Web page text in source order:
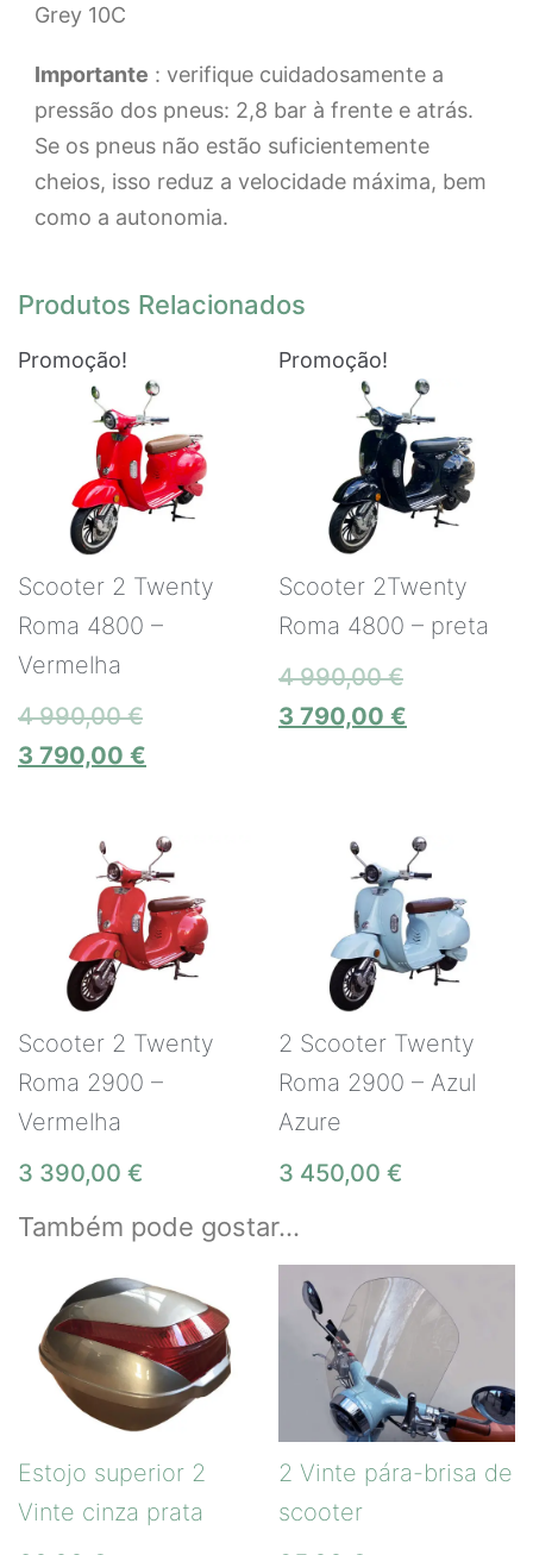
Grey 10C
Importante : verifique cuidadosamente a
pressão dos pneus: 2,8 bar à frente e atrás.
Se os pneus não estão suficientemente
cheios, isso reduz a velocidade máxima, bem
como a autonomia.
Produtos Relacionados
Promoção!
Scooter 2 Twenty
Roma 4800 –
Vermelha
4 990,00€
3 790,00 €
Promoção!
Scooter 2Twenty
Roma 4800 – preta
4 990,00€
3 790,00 €
Scooter 2 Twenty
Roma 2900 –
Vermelha
3 390,00 €
2 Scooter Twenty
Roma 2900 – Azul
Azure
3 450,00 €
Também pode gostar…
Estojo superior 2
Vinte cinza prata
2 Vinte pára-brisa de
scooter